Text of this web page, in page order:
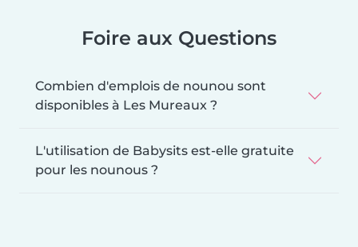
Foire aux Questions
Combien d'emplois de nounou sont
disponibles à Les Mureaux ?
L'utilisation de Babysits est-elle gratuite
pour les nounous ?